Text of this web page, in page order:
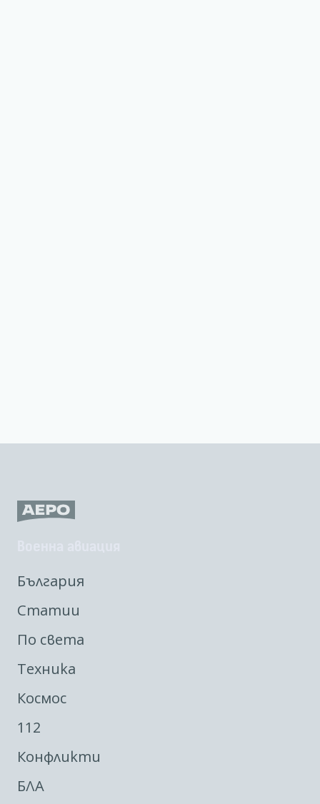
България
Статии
По света
Техника
Космос
112
Конфликти
БЛА